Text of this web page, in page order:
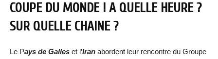
COUPE DU MONDE ! A QUELLE HEURE ?
SUR QUELLE CHAINE ?
Le Pays de Galles et l’Iran abordent leur rencontre du Groupe